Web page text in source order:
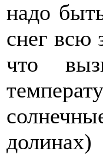
надо
снег всю
что